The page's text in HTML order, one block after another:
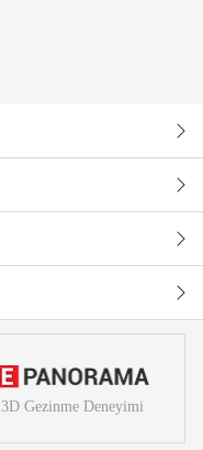
3D Gezinme Deneyimi